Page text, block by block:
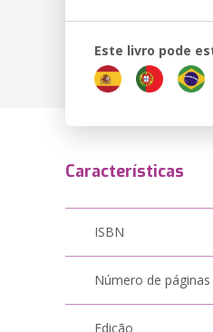
Este livro pode
Características
ISBN
Número de páginas
Edição